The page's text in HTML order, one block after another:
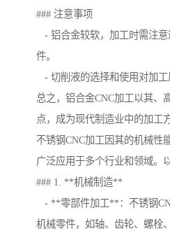
### 注意事项
- 铝合金较软，加工时需注
件。
- 切削液的选择和使用对加工
总之，铝合金CNC加工以其、
点，成为现代制造业中的加工方
不锈钢CNC加工因其的机械性
广泛应用于多个行业和领域。
### 1. **机械制造**
- **零部件加工**：不锈钢
机械零件，如轴、齿轮、螺栓